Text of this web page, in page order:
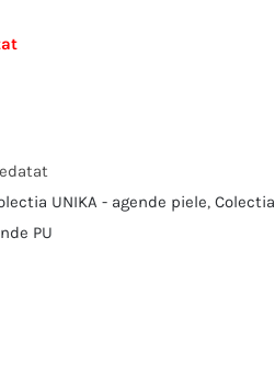
UNIKA - agende piele, Colectia
PU